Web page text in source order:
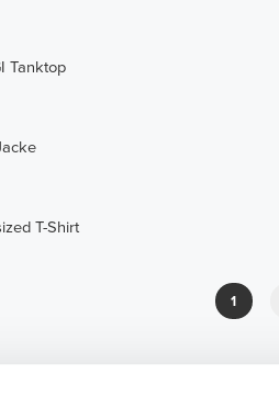
Tanktop
T-Shirt
1